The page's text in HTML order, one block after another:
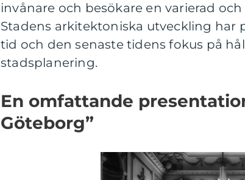
invånare och besökare en varierad
Stadens arkitektoniska utveckling har
tid och den senaste tidens fokus på
stadsplanering.
En omfattande
Göteborg”